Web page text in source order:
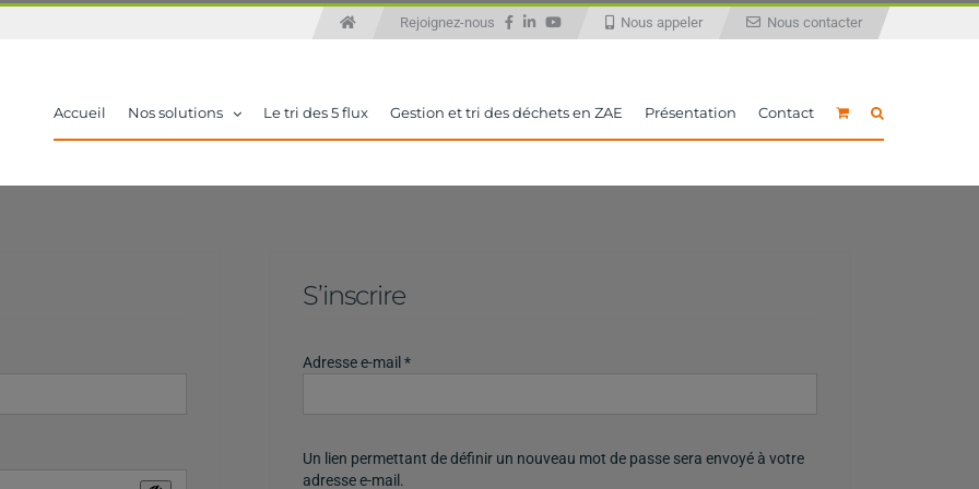
Nous contacter
Nous appeler
Rejoignez-nous
Accueil Nos solutions Le tri des 5 flux Gestion et tri des déchets en ZAE Présentation Contact
S’inscrire
Adresse e-mail*Obligatoire
Un lien permettant de définir un nouveau mot de passe sera envoyé à votre
adresse e-mail.